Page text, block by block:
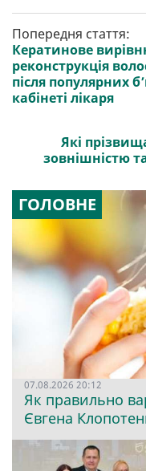
Попередня стаття:
Кератинове
реконструкція
після популярних
кабінеті лікаря
Які
зовнішністю
ГОЛОВНЕ
07.08.2026 20:12
Як правильно
Євгена